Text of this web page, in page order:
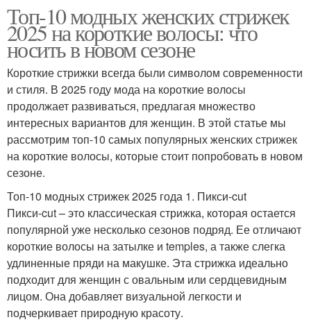
Топ-10 модных женских стрижек
2025 на короткие волосы: что
носить в новом сезоне
Короткие стрижки всегда были символом современности
и стиля. В 2025 году мода на короткие волосы
продолжает развиваться, предлагая множество
интересных вариантов для женщин. В этой статье мы
рассмотрим топ-10 самых популярных женских стрижек
на короткие волосы, которые стоит попробовать в новом
сезоне.
Топ-10 модных стрижек 2025 года 1. Пикси-cut
Пикси-cut – это классическая стрижка, которая остается
популярной уже несколько сезонов подряд. Ее отличают
короткие волосы на затылке и temples, а также слегка
удлиненные пряди на макушке. Эта стрижка идеально
подходит для женщин с овальным или сердцевидным
лицом. Она добавляет визуальной легкости и
подчеркивает природную красоту.